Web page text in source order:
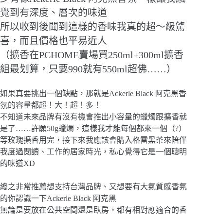
覺到有深度、層次的味道
所以收到後聞到這樣的香味我真的超～級驚
喜，而且價格也平易近人
（擴香在PCHOME賣場買250ml+300ml擴香
組最划算，只要990就有550ml超佛……）
如果真要挑出一個缺點，那就是Ackerle Black 阿克黑香
氛的容量都超！大！超！多！
不知道未來品牌有沒有機會推出小容量的蠟燭跟擴香就
是了……許願50g蠟燭，這樣我才能每個都來一個（?）
等玫瑰擴香用完，接下來我應該會購入格雷黑茶來陪伴
我度過閱讀、工作的居家時光，私心覺得它是一個聰明
的味道XD
總之非常推薦想支持台灣品牌、又想要有大氣質感香氛
的你認識一下Ackerle Black 阿克黑
無論是要放在公共空間還是臥房，都有相對應適合的香